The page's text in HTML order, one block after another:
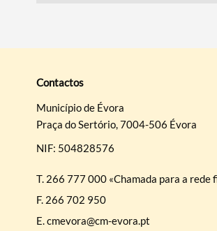
Termo de Pesquisa
Contactos
Município de Évora
Praça do Sertório, 7004-506 Évora
NIF: 504828576
T. 266 777 000 «Chamada para a rede
F. 266 702 950
E.cmevora@cm-evora.pt